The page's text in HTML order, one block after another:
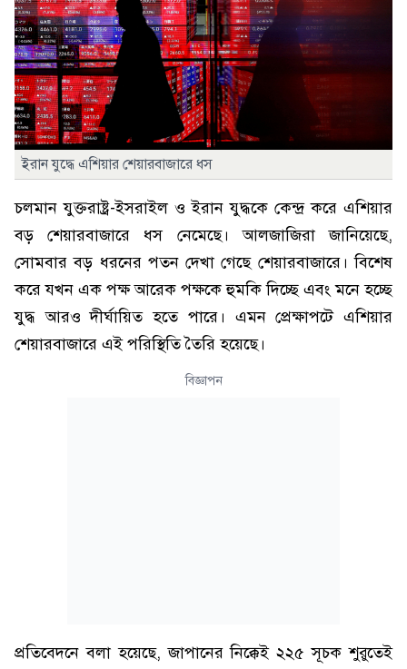
ইরান যুদ্ধে এশিয়ার শেয়ারবাজারে ধস
চলমান যুক্তরাষ্ট্র-ইসরাইল ও ইরান যুদ্ধকে কেন্দ্র করে এশিয়ার
বড় শেয়ারবাজারে ধস নেমেছে। আলজাজিরা জানিয়েছে,
সোমবার বড় ধরনের পতন দেখা গেছে শেয়ারবাজারে। বিশেষ
করে যখন এক পক্ষ আরেক পক্ষকে হুমকি দিচ্ছে এবং মনে হচ্ছে
যুদ্ধ আরও দীর্ঘায়িত হতে পারে। এমন প্রেক্ষাপটে এশিয়ার
শেয়ারবাজারে এই পরিস্থিতি তৈরি হয়েছে।
বিজ্ঞাপন
প্রতিবেদনে বলা হয়েছে, জাপানের নিক্কেই ২২৫ সূচক শুরুতেই